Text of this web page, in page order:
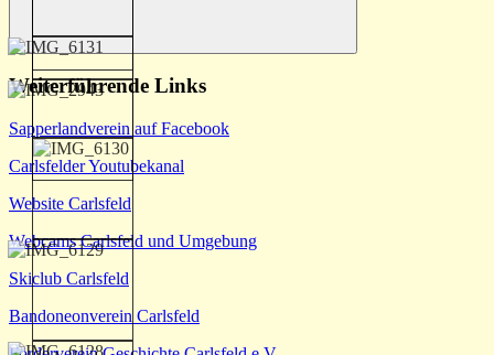
Suchen
Weiterführende Links
Sapperlandverein auf Facebook
Carlsfelder Youtubekanal
Website Carlsfeld
Webcams Carlsfeld und Umgebung
Skiclub Carlsfeld
Bandoneonverein Carlsfeld